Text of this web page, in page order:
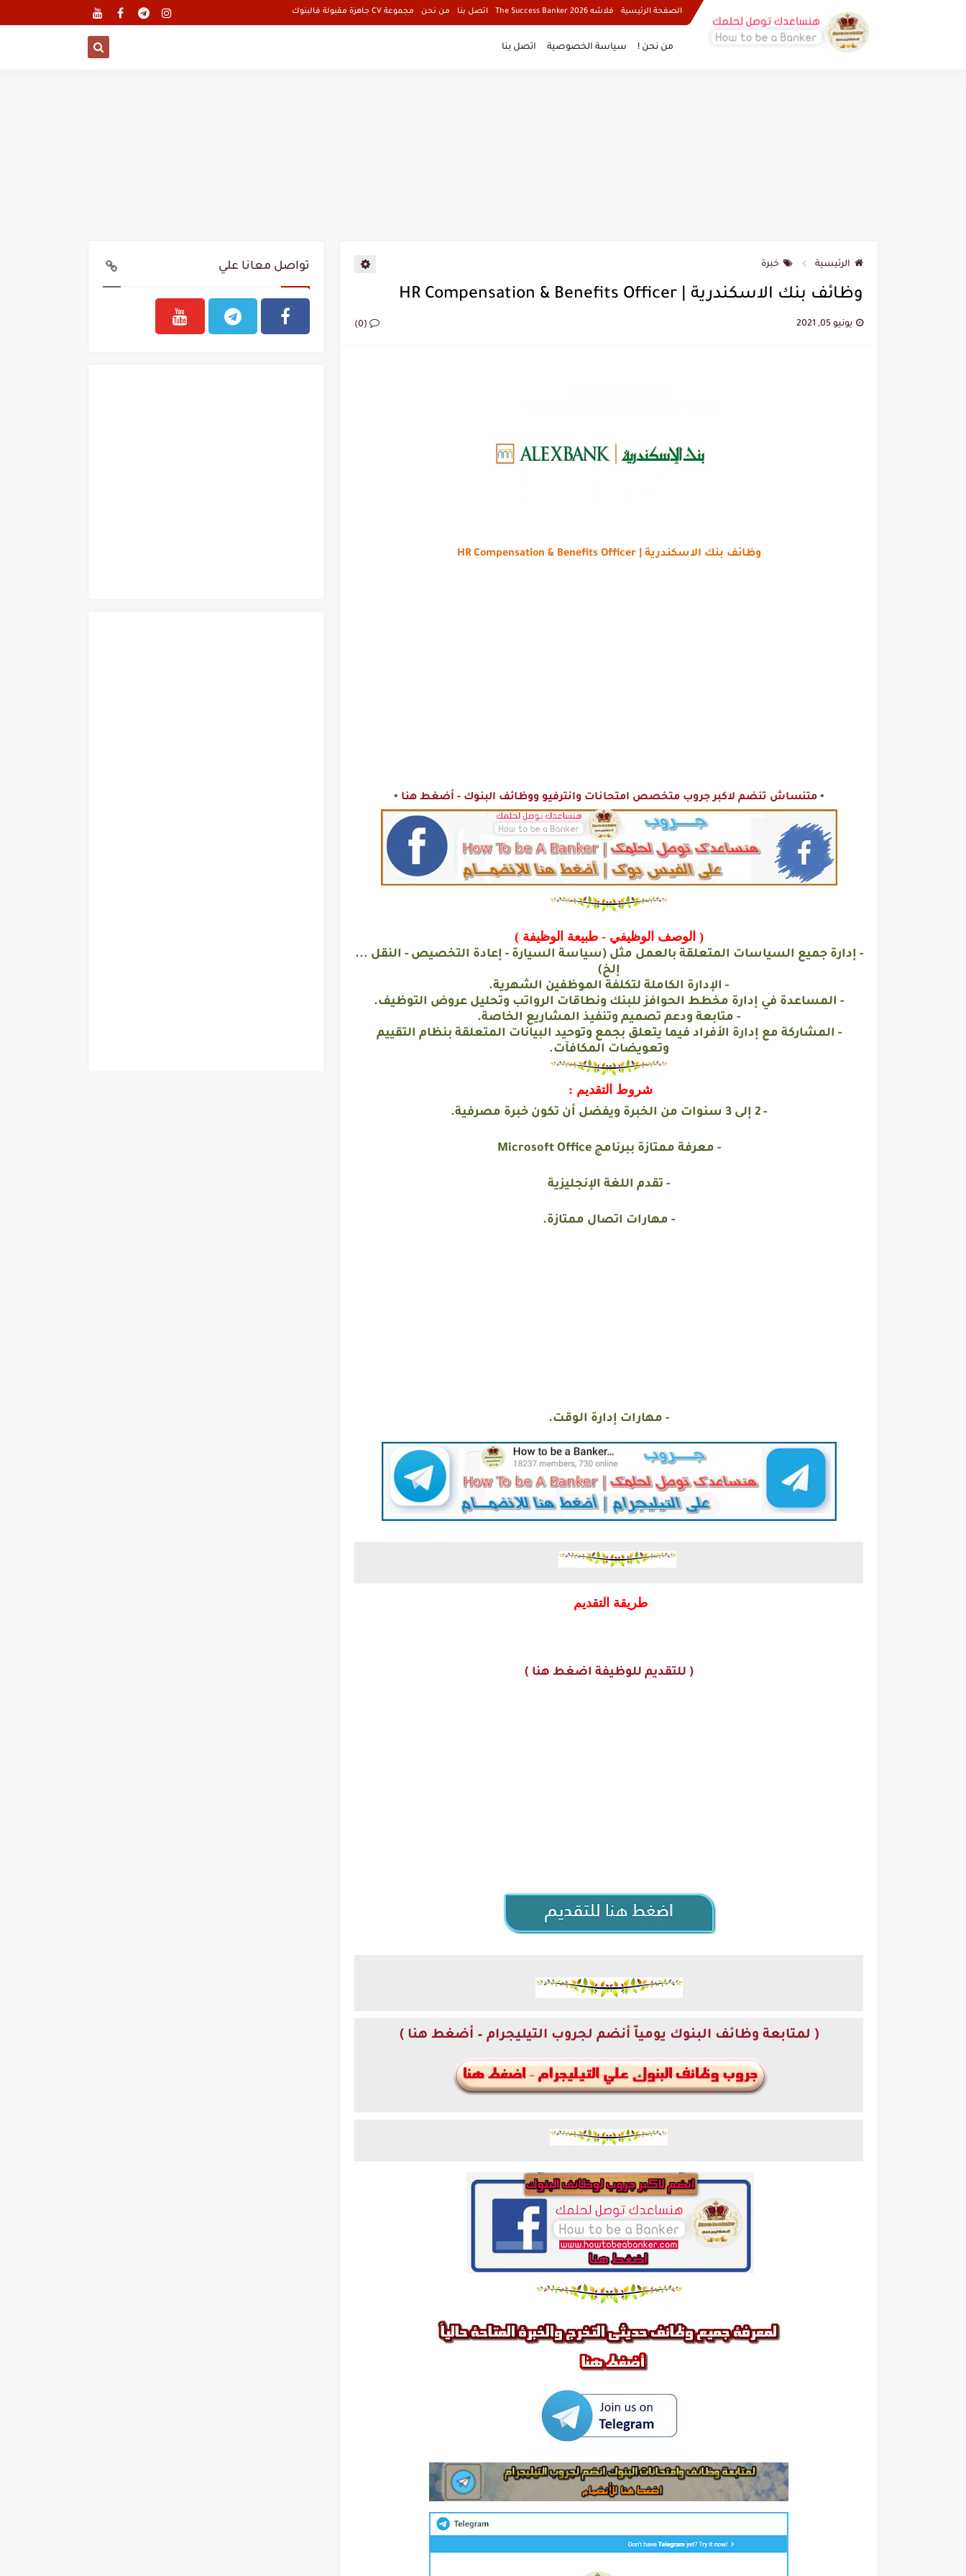
الصفحة الرئيسية فلاشه The Success Banker 2026 اتصل بنا من نحن مجموعة CV جاهزة مقبولة فالبنوك
من نحن ! سياسة الخصوصية اتصل بنا
الرئيسية خبرة
وظائف بنك الاسكندرية | HR Compensation & Benefits Officer
يونيو 05, 2021 (0)
وظائف بنك الاسكندرية | HR Compensation & Benefits Officer
•متنساش تنضم لاكبر جروب متخصص امتحانات وانترفيو ووظائف البنوك - أضغط هنا •
( الوصف الوظيفي - طبيعة الوظيفة )
- إدارة جميع السياسات المتعلقة بالعمل مثل (سياسة السيارة - إعادة التخصيص - النقل ...
إلخ)
- الإدارة الكاملة لتكلفة الموظفين الشهرية.
- المساعدة في إدارة مخطط الحوافز للبنك ونطاقات الرواتب وتحليل عروض التوظيف.
- متابعة ودعم تصميم وتنفيذ المشاريع الخاصة.
- المشاركة مع إدارة الأفراد فيما يتعلق بجمع وتوحيد البيانات المتعلقة بنظام التقييم
وتعويضات المكافآت.
شروط التقديم :
- 2 إلى 3 سنوات من الخبرة ويفضل أن تكون خبرة مصرفية.
- معرفة ممتازة ببرنامج Microsoft Office
- تقدم اللغة الإنجليزية
- مهارات اتصال ممتازة.
- مهارات إدارة الوقت.
طريقة التقديم
( للتقديم للوظيفة اضغط هنا )
( لمتابعة وظائف البنوك يومياّ أنضم لجروب التيليجرام – أضغط هنا )
تواصل معانا علي